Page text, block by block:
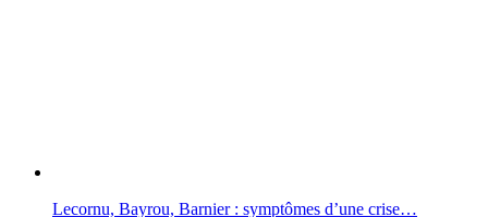
Lecornu, Bayrou, Barnier : symptômes d’une crise…